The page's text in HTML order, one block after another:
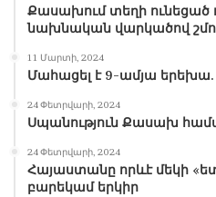
Քասախում տեղի ունեցած
նախնական վարկածով
11 Մարտի, 2024
Մահացել է 9-ամյա
24 Փետրվարի, 2024
Սպանություն Քասախ
24 Փետրվարի, 2024
Հայաստանը որևէ մեկի
բարեկամ երկիր